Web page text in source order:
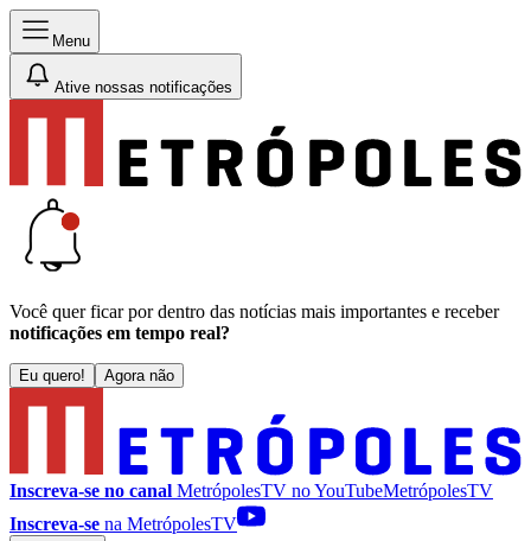
Menu
Ative nossas notificações
Você quer ficar por dentro das notícias mais importantes e receber
notificações em tempo real?
Eu quero! Agora não
Inscreva-se no canal MetrópolesTV noYouTubeMetrópolesTV
Inscreva-se na MetrópolesTV